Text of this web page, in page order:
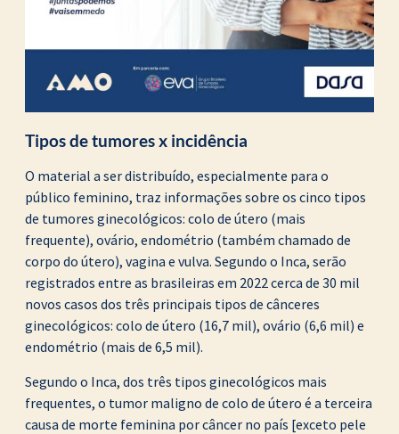
Tipos de tumores x incidência
O material a ser distribuído, especialmente para o
público feminino, traz informações sobre os cinco tipos
de tumores ginecológicos: colo de útero (mais
frequente), ovário, endométrio (também chamado de
corpo do útero), vagina e vulva. Segundo o Inca, serão
registrados entre as brasileiras em 2022 cerca de 30 mil
novos casos dos três principais tipos de cânceres
ginecológicos: colo de útero (16,7 mil), ovário (6,6 mil) e
endométrio (mais de 6,5 mil).
Segundo o Inca, dos três tipos ginecológicos mais
frequentes, o tumor maligno de colo de útero é a terceira
causa de morte feminina por câncer no país [exceto pele